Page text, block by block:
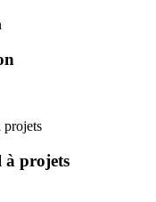
projets
à projets